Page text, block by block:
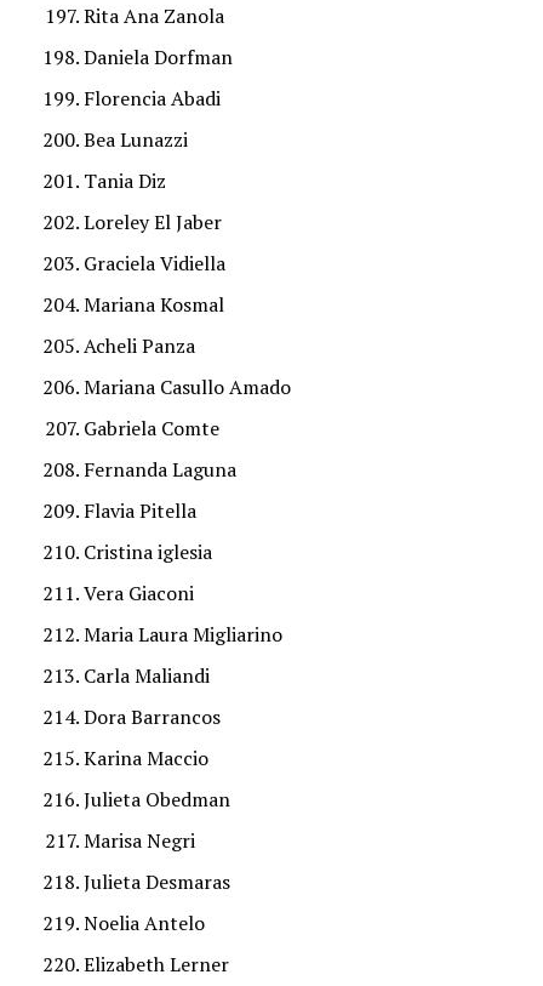
Rita Ana Zanola
Daniela Dorfman
Florencia Abadi
Bea Lunazzi
Tania Diz
Loreley El Jaber
Graciela Vidiella
Mariana Kosmal
Acheli Panza
Mariana Casullo Amado
Gabriela Comte
Fernanda Laguna
Flavia Pitella
Cristina iglesia
Vera Giaconi
Maria Laura Migliarino
Carla Maliandi
Dora Barrancos
Karina Maccio
Julieta Obedman
Marisa Negri
Julieta Desmaras
Noelia Antelo
Elizabeth Lerner